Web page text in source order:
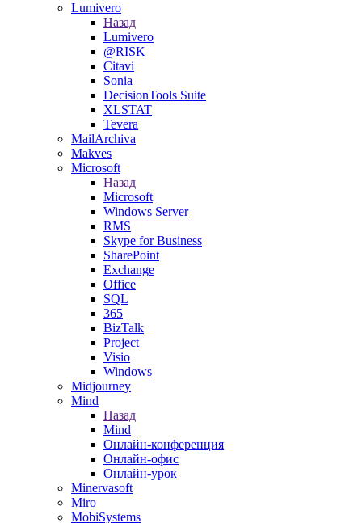
Lumivero
Назад
Lumivero
@RISK
Citavi
Sonia
DecisionTools Suite
XLSTAT
Tevera
MailArchiva
Makves
Microsoft
Назад
Microsoft
Windows Server
RMS
Skype for Business
SharePoint
Exchange
Office
SQL
365
BizTalk
Project
Visio
Windows
Midjourney
Mind
Назад
Mind
Онлайн-конференция
Онлайн-офис
Онлайн-урок
Minervasoft
Miro
MobiSystems